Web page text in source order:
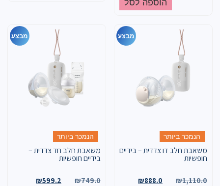
הוספה לסל
מבצע
הנמכר ביותר
משאבת חלב דו צדדית – בידיים
חופשיות
₪1,110.0
₪888.0
מבצע
הנמכר ביותר
משאבת חלב חד צדדית –
בידיים חופשיות
₪749.0
₪599.2